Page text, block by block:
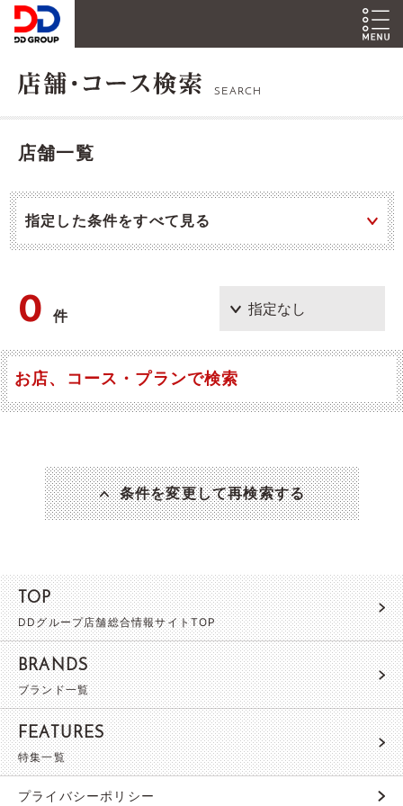
SEARCH
店舗一覧
指定した条件をすべて見る
0件
お店、コース・プランで検索
条件を変更して再検索する
TOP
DDグループ店舗総合情報サイトTOP
BRANDS
ブランド一覧
FEATURES
特集一覧
プライバシーポリシー